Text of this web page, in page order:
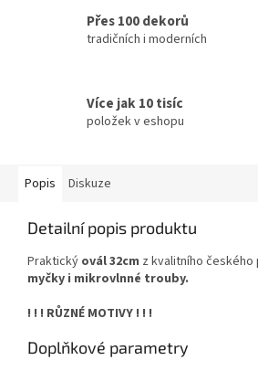
Přes 100 dekorů
tradičních i moderních
Více jak 10 tisíc
položek v eshopu
Popis Diskuze
Detailní popis produktu
Praktický ovál 32cm z kvalitního českého
myčky i mikrovlnné trouby.
! ! ! RŮZNÉ MOTIVY ! ! !
Doplňkové parametry